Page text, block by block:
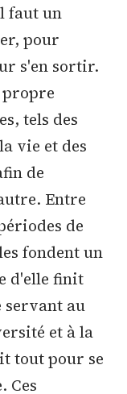
faut un
pour
s'en sortir.
tels des
vie et des
de
Entre
de
fondent un
d'elle finit
au
et à la
tout pour se
Ces